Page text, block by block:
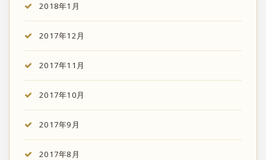
2018年1月
2017年12月
2017年11月
2017年10月
2017年9月
2017年8月